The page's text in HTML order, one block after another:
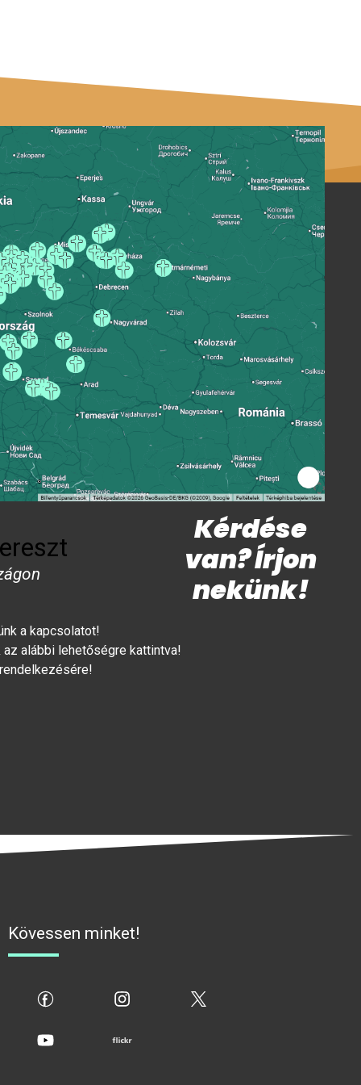
Kérdése
van? Írjon
nekünk!
a kapcsolatot!
az alábbi lehetőségre kattintva!
Kövessen minket!
flickr